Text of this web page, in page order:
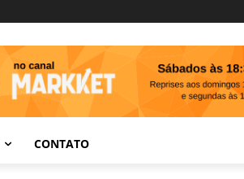
CONTATO